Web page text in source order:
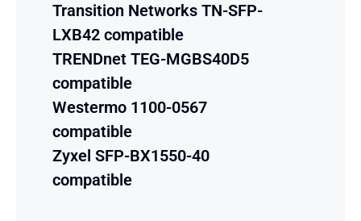
Transition Networks TN-SFP-
LXB42 compatible
TRENDnet TEG-MGBS40D5
compatible
Westermo 1100-0567
compatible
Zyxel SFP-BX1550-40
compatible